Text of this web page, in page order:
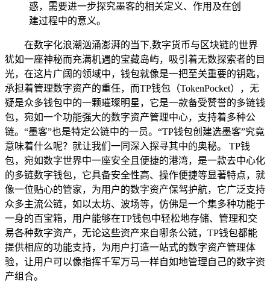
惑，需要进一步探究墨客的相关定义、作用及在创
建过程中的意义。
在数字化浪潮汹涌澎湃的当下,数字货币与区块链的世界
犹如一座神秘而充满机遇的宝藏岛屿，吸引着无数探索者的目
光，在这片广阔的领域中，钱包就像是一把至关重要的钥匙，
承担着管理数字资产的重任，而TP钱包（TokenPocket），无
疑是众多钱包中的一颗璀璨明星，它是一款备受赞誉的多链钱
包，宛如一个功能强大的数字资产管理中心，支持着多种公
链。“墨客”也是特定公链中的一员。“TP钱包创建选墨客”究竟
意味着什么呢？就让我们一同深入探寻其中的奥秘。 TP钱
包，宛如数字世界中一座安全且便捷的港湾，是一款去中心化
的多链数字钱包，它具备安全性高、操作便捷等显著特点，就
像一位贴心的管家，为用户的数字资产保驾护航，它广泛支持
众多主流公链，如以太坊、波场等，仿佛是一个集多种功能于
一身的百宝箱，用户能够在TP钱包中轻松地存储、管理和交
易各种数字资产，无论这些资产来自哪条公链，TP钱包都能
提供相应的功能支持，为用户打造一站式的数字资产管理体
验，让用户可以像指挥千军万马一样自如地管理自己的数字资
产组合。